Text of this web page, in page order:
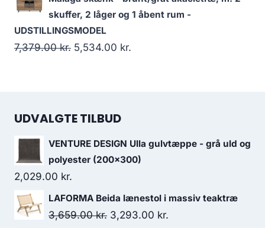
skuffer, 2 låger og 1 åbent rum -
UDSTILLINGSMODEL
7,379.00kr. 5,534.00 kr.
UDVALGTE TILBUD
VENTURE DESIGN Ulla gulvtæppe - grå uld og
polyester (200x300)
2,029.00 kr.
LAFORMA Beida lænestol i massiv teaktræ
3,659.00kr. 3,293.00 kr.